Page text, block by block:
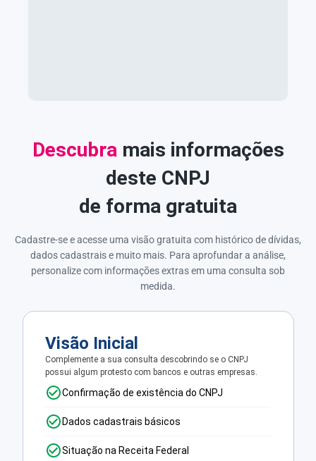
Descubra mais informações
deste CNPJ
de forma gratuita
Cadastre-se e acesse uma visão gratuita com histórico de dívidas,
dados cadastrais e muito mais. Para aprofundar a análise,
personalize com informações extras em uma consulta sob
medida.
Visão Inicial
Complemente a sua consulta descobrindo se o CNPJ
possui algum protesto com bancos e outras empresas.
Confirmação de existência do CNPJ
Dados cadastrais básicos
Situação na Receita Federal